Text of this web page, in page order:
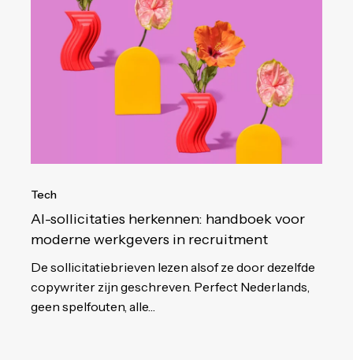
herkennen:
handboek
Tech
AI-sollicitaties herkennen: handboek voor
moderne werkgevers in recruitment
De sollicitatiebrieven lezen alsof ze door dezelfde
copywriter zijn geschreven. Perfect Nederlands,
geen spelfouten, alle…